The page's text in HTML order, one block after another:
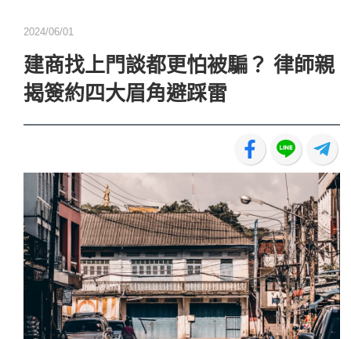
2024/06/01
建商找上門談都更怕被騙？ 律師親
揭簽約四大眉角避踩雷